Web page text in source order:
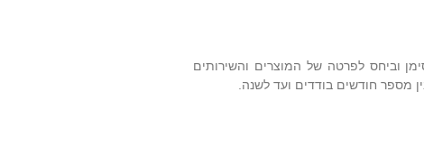
וביחס לפרטה של המוצרים והשירותים
מספר חודשים בודדים ועד לשנה.